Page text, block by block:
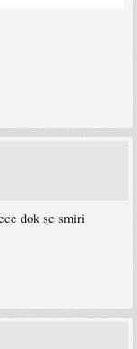
dok se smiri